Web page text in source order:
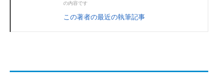
の内容です
この著者の最近の執筆記事